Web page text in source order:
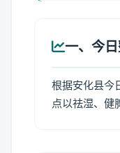
一、今
根据安化县今
点以祛湿、健